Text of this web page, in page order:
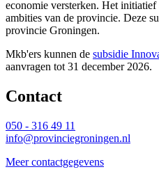
economie versterken. Het
ambities van de provincie. Deze
provincie Groningen.
Mkb'ers kunnen de subsidie
aanvragen tot 31 december 2026.
Contact
050 - 316 49 11
info@provinciegroningen.nl
Meer contactgegevens